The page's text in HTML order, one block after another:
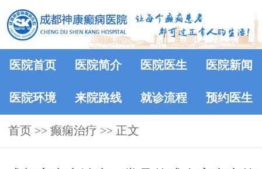
医院首页 医院简介 医院医生 医院新闻
医院环境 来院路线 就诊流程 预约医生
首页 >> 癫痫治疗 >> 正文